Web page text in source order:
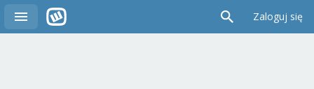
Zaloguj się